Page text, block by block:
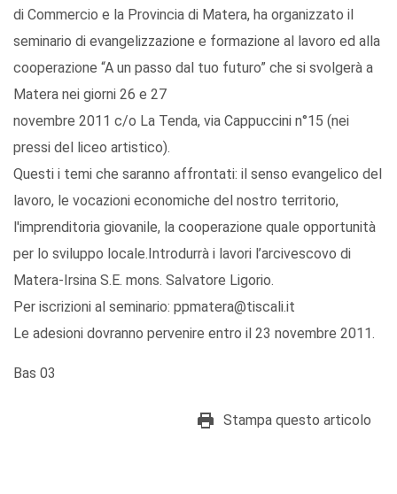
di Commercio e la Provincia di Matera, ha organizzato il
seminario di evangelizzazione e formazione al lavoro ed alla
cooperazione “A un passo dal tuo futuro” che si svolgerà a
Matera nei giorni 26 e 27
novembre 2011 c/o La Tenda, via Cappuccini n°15 (nei
pressi del liceo artistico).
Questi i temi che saranno affrontati: il senso evangelico del
lavoro, le vocazioni economiche del nostro territorio,
l'imprenditoria giovanile, la cooperazione quale opportunità
per lo sviluppo locale.Introdurrà i lavori l’arcivescovo di
Matera-Irsina S.E. mons. Salvatore Ligorio.
Per iscrizioni al seminario: ppmatera@tiscali.it
Le adesioni dovranno pervenire entro il 23 novembre 2011.
Bas 03
Stampa questo articolo